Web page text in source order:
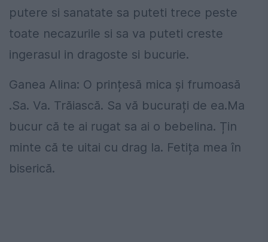
putere si sanatate sa puteti trece peste
toate necazurile si sa va puteti creste
ingerasul in dragoste si bucurie.
Ganea Alina: O prințesă mica și frumoasă
.Sa. Va. Trăiască. Sa vă bucurați de ea.Ma
bucur că te ai rugat sa ai o bebelina. Țin
minte că te uitai cu drag la. Fetița mea în
biserică.